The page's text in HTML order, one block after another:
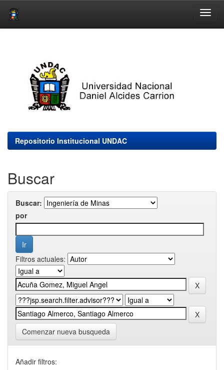
Repositorio Institucional UNDAC
Buscar
Buscar:
por
Filtros actuales:
Comenzar nueva busqueda
Añadir filtros: